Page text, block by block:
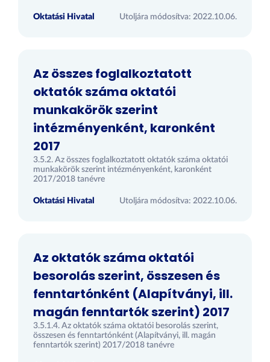
Oktatási Hivatal Utoljára módosítva: 2022.10.06.
Az összes foglalkoztatott
oktatók száma oktatói
munkakörök szerint
intézményenként, karonként
2017
3.5.2. Az összes foglalkoztatott oktatók száma oktatói
munkakörök szerint intézményenként, karonként
2017/2018 tanévre
Oktatási Hivatal Utoljára módosítva: 2022.10.06.
Az oktatók száma oktatói
besorolás szerint, összesen és
fenntartónként (Alapítványi, ill.
magán fenntartók szerint) 2017
3.5.1.4. Az oktatók száma oktatói besorolás szerint,
összesen és fenntartónként (Alapítványi, ill. magán
fenntartók szerint) 2017/2018 tanévre